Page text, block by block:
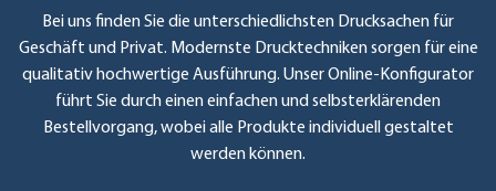
Bei uns finden Sie die unterschiedlichsten Drucksachen für
Geschäft und Privat. Modernste Drucktechniken sorgen für eine
qualitativ hochwertige Ausführung. Unser Online-Konfigurator
führt Sie durch einen einfachen und selbsterklärenden
Bestellvorgang, wobei alle Produkte individuell gestaltet
werden können.